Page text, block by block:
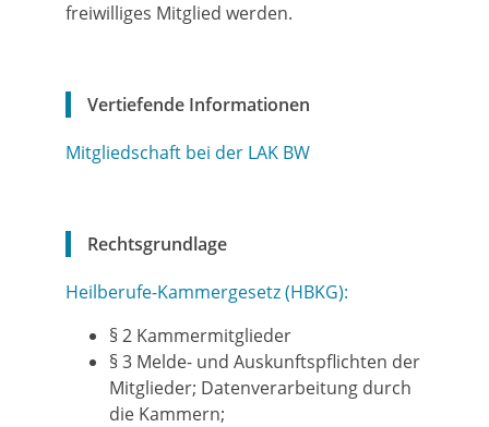
freiwilliges Mitglied werden.
Vertiefende Informationen
Mitgliedschaft bei der LAK BW
Rechtsgrundlage
Heilberufe-Kammergesetz (HBKG):
§ 2 Kammermitglieder
§ 3 Melde- und Auskunftspflichten der
Mitglieder; Datenverarbeitung durch
die Kammern;